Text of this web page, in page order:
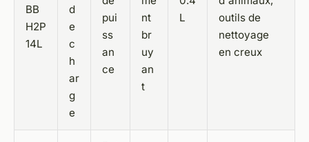
BB
H2P
14L
d
e
c
h
ar
g
e
pui
ss
an
ce
nt
br
uy
an
t
L
outils de
nettoyage
en creux